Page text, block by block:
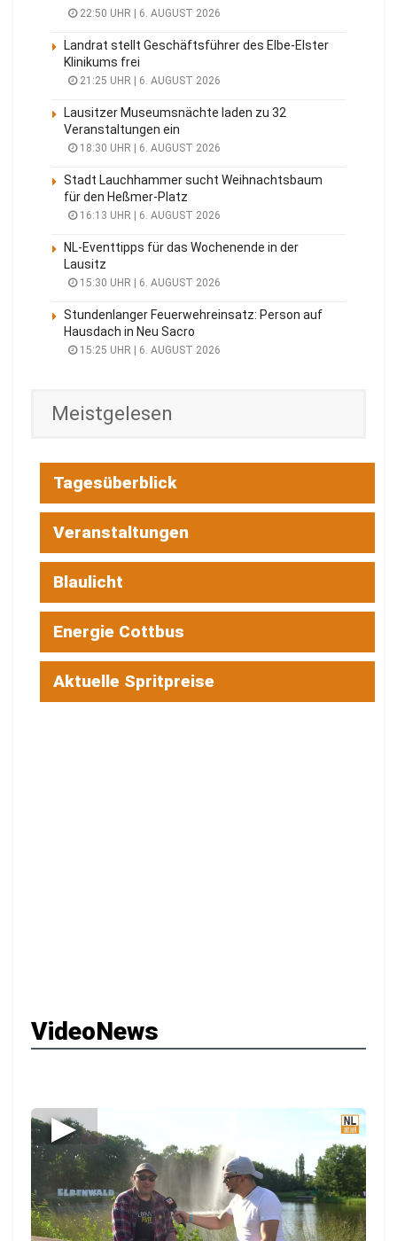
22:50 UHR | 6. AUGUST 2026
Landrat stellt Geschäftsführer des Elbe-Elster
Klinikums frei
21:25 UHR | 6. AUGUST 2026
Lausitzer Museumsnächte laden zu 32
Veranstaltungen ein
18:30 UHR | 6. AUGUST 2026
Stadt Lauchhammer sucht Weihnachtsbaum
für den Heßmer-Platz
16:13 UHR | 6. AUGUST 2026
NL-Eventtipps für das Wochenende in der
Lausitz
15:30 UHR | 6. AUGUST 2026
Stundenlanger Feuerwehreinsatz: Person auf
Hausdach in Neu Sacro
15:25 UHR | 6. AUGUST 2026
Meistgelesen
Tagesüberblick
Veranstaltungen
Blaulicht
Energie Cottbus
Aktuelle Spritpreise
VideoNews
▶